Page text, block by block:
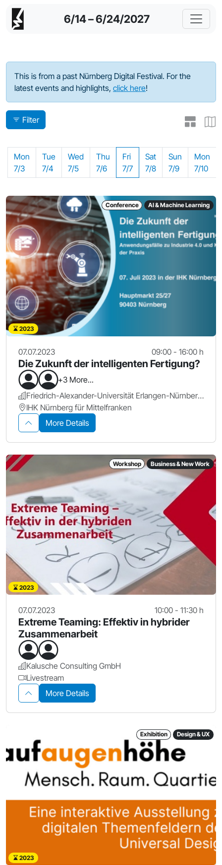
6/14 – 6/24/2027
Program - 2023
This is from a past Nürnberg Digital Festival. For the
latest events and highlights, click here!
Filter
Mon
7/3
Tue
7/4
Wed
7/5
Thu
7/6
Fri
7/7
Sat
7/8
Sun
7/9
Mon
7/10
Conference AI & Machine Learning
2023
07.07.2023 09:00 - 16:00 h
Die Zukunft der intelligenten Fertigung?
+3 More...
Friedrich-Alexander-Universität Erlangen-Nürnberg.
IHK Nürnberg für Mittelfranken
More Details
Workshop Business & New Work
2023
07.07.2023 10:00 - 11:30 h
Extreme Teaming: Effektiv in hybrider
Zusammenarbeit
Kalusche Consulting GmbH
Livestream
More Details
Exhibition Design & UX
2023